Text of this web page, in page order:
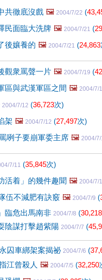
共徹底沒戲 🖼️ 2004/7/22 (
民面臨大洗牌 🖼️ 2004/7/21 (
後孃養的 🖼️ 2004/7/21 (24,863
觀衆罵聲一片 🖼️ 2004/7/19 (
區與武漢軍區之間 🖼️ 2004/7/
2004/7/12 (36,723次)
架 🖼️ 2004/7/12 (27,497次)
咧子要崩軍委主席 🖼️ 2004/7/
7/11 (35,845次)
活着」的幾件趣聞 🖼️ 2004/7/
伍不減肥有訣竅 🖼️ 2004/7/9 (
臨危出馬南非 2004/7/8 (30,218
陰謀打擊趙紫陽 2004/7/7 (
囚車綁架案揭祕 2004/7/6 (
江曾殺人 🖼️ 2004/7/5 (32,250